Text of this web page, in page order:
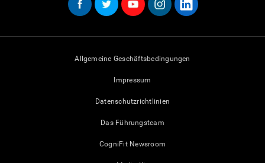
Allgemeine Geschäftsbedingungen
Impressum
Datenschutzrichtlinien
Das Führungsteam
CogniFit Newsroom